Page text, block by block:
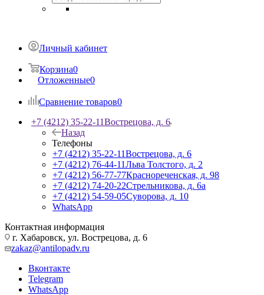
Личный кабинет
Корзина0
Отложенные0
Сравнение товаров0
+7 (4212) 35-22-11Вострецова, д. 6
Назад
Телефоны
+7 (4212) 35-22-11Вострецова, д. 6
+7 (4212) 76-44-11Льва Толстого, д. 2
+7 (4212) 56-77-77Краснореченская, д. 98
+7 (4212) 74-20-22Стрельникова, д. 6а
+7 (4212) 54-59-05Суворова, д. 10
WhatsApp
Контактная информация
г. Хабаровск, ул. Вострецова, д. 6
zakaz@antilopadv.ru
Вконтакте
Telegram
WhatsApp